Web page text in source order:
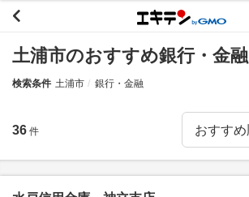
土浦市のおすすめ銀行・金融
検索条件 土浦市 銀行・金融
36 件